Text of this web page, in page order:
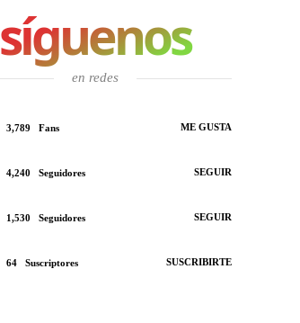
síguenos
en redes
3,789 Fans ME GUSTA
4,240 Seguidores SEGUIR
1,530 Seguidores SEGUIR
64 Suscriptores SUSCRIBIRTE